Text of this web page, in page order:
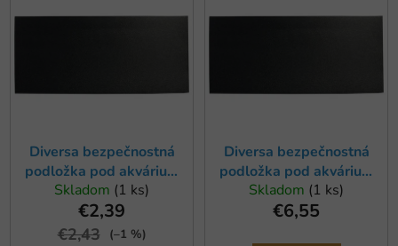
p
d
p
p
Diversa bezpečnostná
podložka pod akvárium
40x25cm
Skladom (1 ks)
€2,39
€2,43 (–1 %)
Diversa bezpečnostná
podložka pod akvárium
100x40cm
Skladom (1 ks)
€6,55